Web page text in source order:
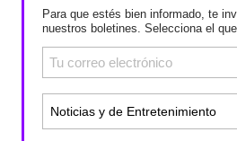
Para que estés bien informado, te
nuestros boletines. Selecciona el